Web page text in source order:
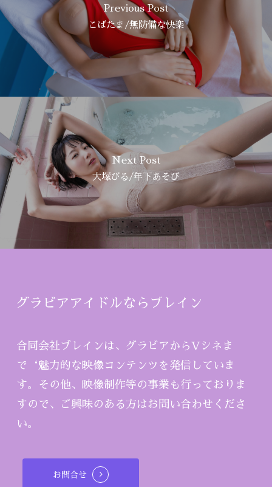
Previous Post
こばたま/無防備な快楽
Next Post
大塚びる/年下あそび
グラビアアイドルならブレイン
合同会社ブレインは、グラビアからVシネま
で‘魅力的な映像コンテンツを発信していま
す。その他、映像制作等の事業も行っておりま
すので、ご興味のある方はお問い合わせくださ
い。
お問合せ